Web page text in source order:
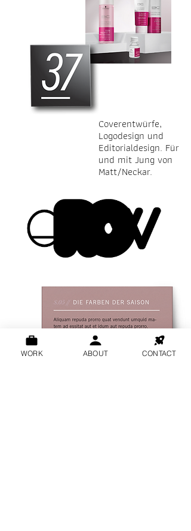
Coverentwürfe,
Logodesign und
Editorialdesign. Für
und mit Jung von
Matt/Neckar.
WORK ABOUT CONTACT